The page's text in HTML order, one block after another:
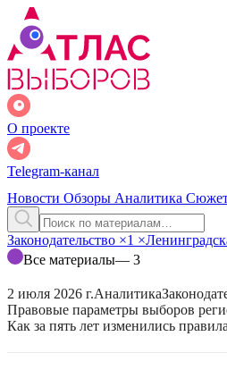
О проекте
Telegram-канал
Новости Обзоры Аналитика
Законодательство ×1 ×
Все материалы— 3
2 июля 2026 г.Аналитика
Правовые параметры выборов
Как за пять лет изменились